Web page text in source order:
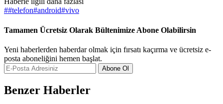
##telefon#android#vivo
Tamamen Ücretsiz Olarak Bültenimize Abone Olabilirsin
Yeni haberlerden haberdar olmak için fırsatı kaçırma ve ücretsiz e-
posta aboneliğini hemen başlat.
Abone Ol
Benzer Haberler